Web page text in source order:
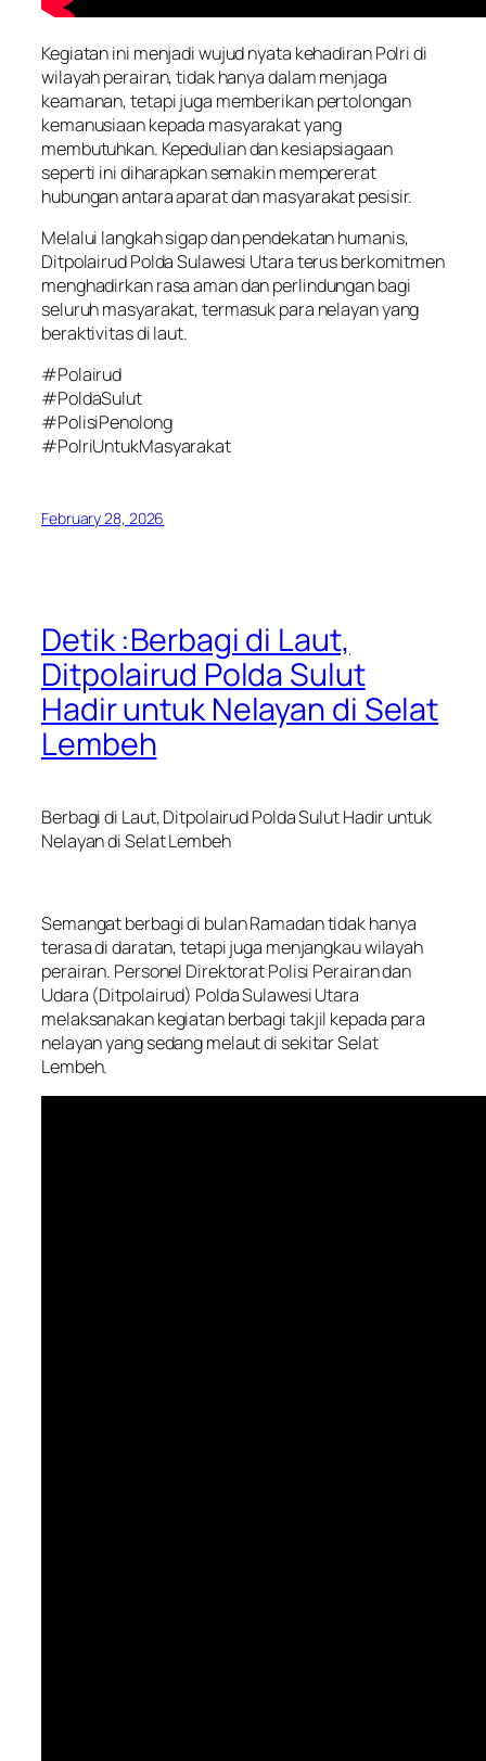
Kegiatan ini menjadi wujud nyata kehadiran Polri di
wilayah perairan, tidak hanya dalam menjaga
keamanan, tetapi juga memberikan pertolongan
kemanusiaan kepada masyarakat yang
membutuhkan. Kepedulian dan kesiapsiagaan
seperti ini diharapkan semakin mempererat
hubungan antara aparat dan masyarakat pesisir.
Melalui langkah sigap dan pendekatan humanis,
Ditpolairud Polda Sulawesi Utara terus berkomitmen
menghadirkan rasa aman dan perlindungan bagi
seluruh masyarakat, termasuk para nelayan yang
beraktivitas di laut.
#Polairud
#PoldaSulut
#PolisiPenolong
#PolriUntukMasyarakat
February 28, 2026
Detik :Berbagi di Laut,
Ditpolairud Polda Sulut
Hadir untuk Nelayan di Selat
Lembeh
Berbagi di Laut, Ditpolairud Polda Sulut Hadir untuk
Nelayan di Selat Lembeh
Semangat berbagi di bulan Ramadan tidak hanya
terasa di daratan, tetapi juga menjangkau wilayah
perairan. Personel Direktorat Polisi Perairan dan
Udara (Ditpolairud) Polda Sulawesi Utara
melaksanakan kegiatan berbagi takjil kepada para
nelayan yang sedang melaut di sekitar Selat
Lembeh.